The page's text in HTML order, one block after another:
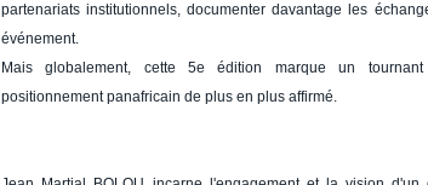
partenariats institutionnels, documenter davantage les
événement.
Mais globalement, cette 5e édition marque un
positionnement panafricain de plus en plus affirmé.